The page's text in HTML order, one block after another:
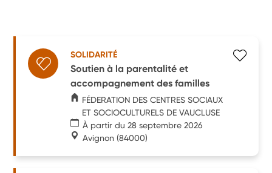
SOLIDARITÉ
Soutien à la parentalité et
accompagnement des familles
FÉDERATION DES CENTRES SOCIAUX
ET SOCIOCULTURELS DE VAUCLUSE
À partir du 28 septembre 2026
Avignon (84000)